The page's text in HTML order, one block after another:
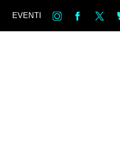
EVENTI in